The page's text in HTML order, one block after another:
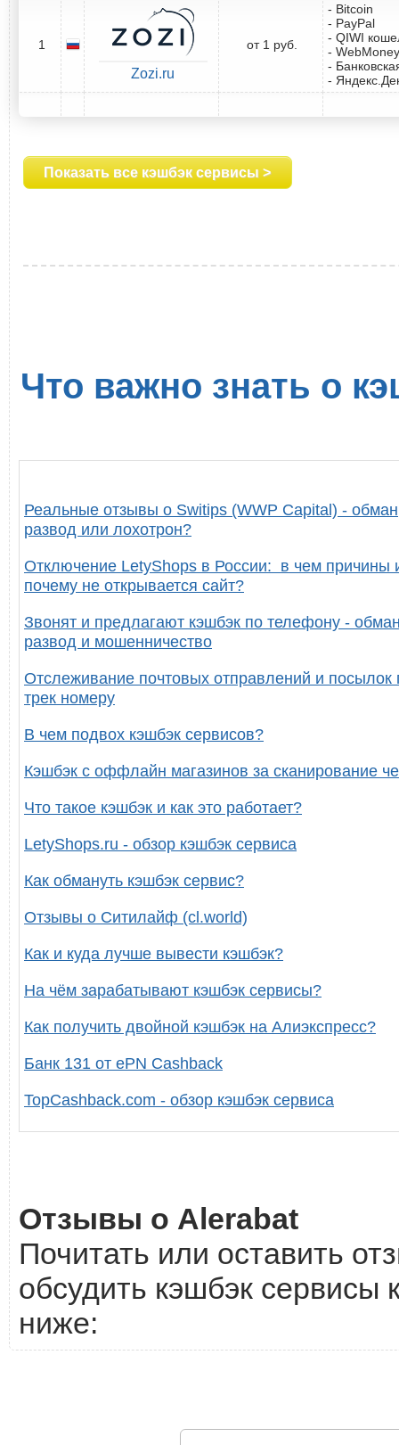
1
Zozi.ru
от 1 руб.
- Bitcoin
- PayPal
- QIWI
- WebMoney
-
-
Показать все кэшбэк сервисы >
Что важно знать о
Реальные отзывы о Switips (WWP Capital) -
развод или лохотрон?
Отключение LetyShops в России: в чем причины
почему не открывается сайт?
Звонят и предлагают кэшбэк по телефону -
развод и мошенничество
Отслеживание почтовых отправлений и посылок
трек номеру
В чем подвох кэшбэк сервисов?
Кэшбэк с оффлайн магазинов за сканирование
Что такое кэшбэк и как это работает?
LetyShops.ru - обзор кэшбэк сервиса
Как обмануть кэшбэк сервис?
Отзывы о Ситилайф (cl.world)
Как и куда лучше вывести кэшбэк?
На чём зарабатывают кэшбэк сервисы?
Как получить двойной кэшбэк на Алиэкспресс?
Банк 131 от ePN Cashback
TopCashback.com - обзор кэшбэк сервиса
Отзывы о Alerabat
Почитать или оставить
обсудить кэшбэк сервисы
ниже: